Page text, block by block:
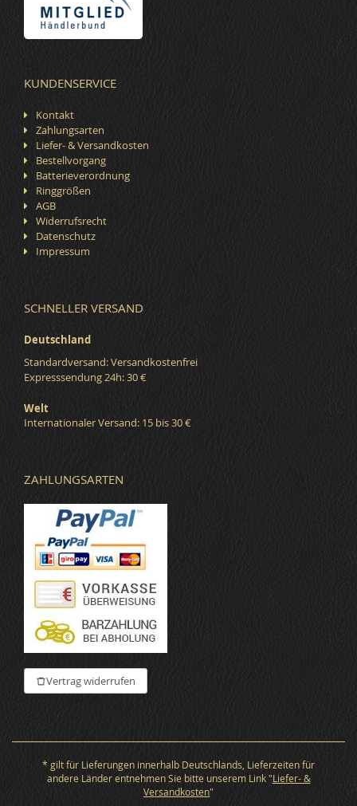
KUNDENSERVICE
Kontakt
Zahlungsarten
Liefer- & Versandkosten
Bestellvorgang
Batterieverordnung
Ringgrößen
AGB
Widerrufsrecht
Datenschutz
Impressum
SCHNELLER VERSAND
Deutschland
Standardversand: Versandkostenfrei
Expresssendung 24h: 30 €
Welt
Internationaler Versand: 15 bis 30 €
ZAHLUNGSARTEN
Vertrag widerrufen
* gilt für Lieferungen innerhalb Deutschlands, Lieferzeiten für
andere Länder entnehmen Sie bitte unserem Link "Liefer- &
Versandkosten"